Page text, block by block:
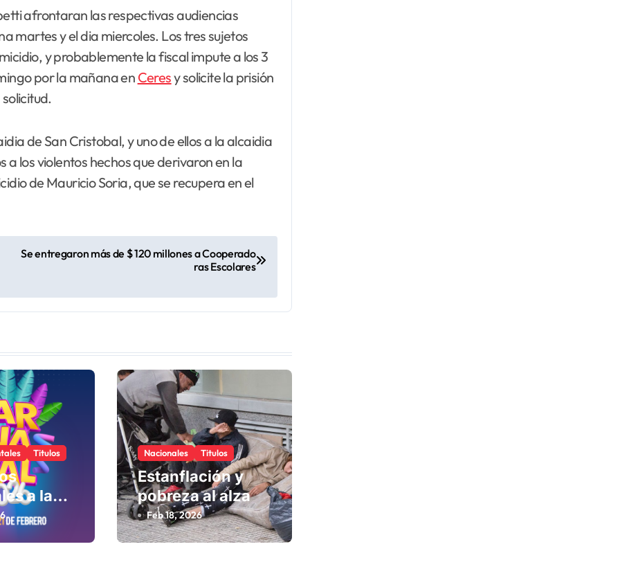
martes y el dia miercoles. Los tres sujetos
y probablemente la fiscal impute a los 3
por la mañana en Ceresy solicite la prisión
de San Cristobal, y uno de ellos a la alcaidia
a los violentos hechos que derivaron en la
de Mauricio Soria, que se recupera en el
Se entregaron más de $ 120 millones a Cooperado
ras Escolares
Titulos
a la
Nacionales Titulos
Estanflación y
pobreza al alza
Feb 18, 2026